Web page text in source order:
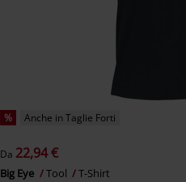
% Anche in Taglie Forti
Da 22,94 €
Big Eye Tool T-Shirt